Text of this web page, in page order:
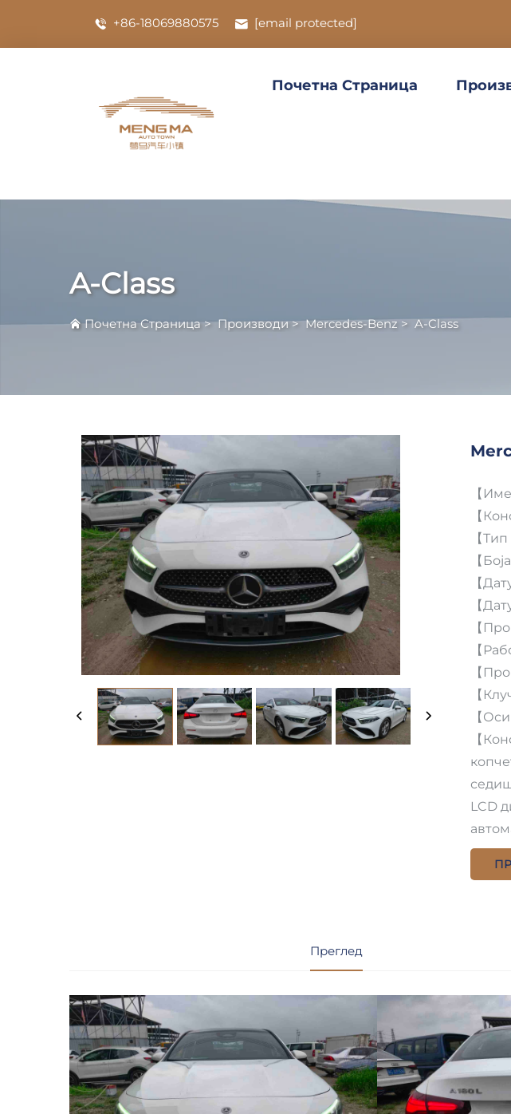
+86-18069880575 [email protected]
Почетна Страница
A-Class
Почетна Страница>Производи>Mercedes-Benz>A-Class
【
【
【
【
【
【
【
【
【
【
【
【
LCD
Преглед